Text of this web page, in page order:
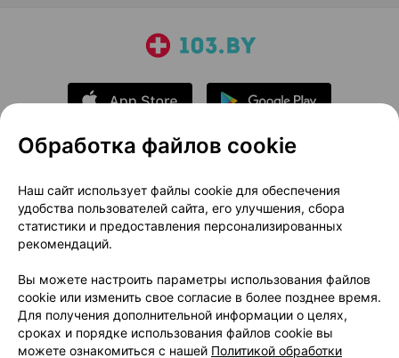
О проекте
Новости проекта
Размещение рекламы
Медицинский маркетинг
Публичный договор
Доставка
Способы оплаты
Вакансии
Партнеры
Написать руководителю 103.by
Написать в поддержку
Обработка файлов cookie
Наш сайт использует файлы cookie для обеспечения
удобства пользователей сайта, его улучшения, сбора
статистики и предоставления персонализированных
рекомендаций.
Вы можете настроить параметры использования файлов
cookie или изменить свое согласие в более позднее время.
Для получения дополнительной информации о целях,
сроках и порядке использования файлов cookie вы
можете ознакомиться с нашей Политикой обработки